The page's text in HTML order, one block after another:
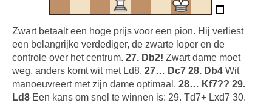
Zwart betaalt een hoge prijs voor een pion. Hij verliest
een belangrijke verdediger, de zwarte loper en de
controle over het centrum. 27. Db2! Zwart dame moet
weg, anders komt wit met Ld8. 27… Dc7 28. Db4 Wit
manoeuvreert met zijn dame optimaal. 28… Kf7?? 29.
Ld8 Een kans om snel te winnen is: 29. Td7+ Lxd7 30.